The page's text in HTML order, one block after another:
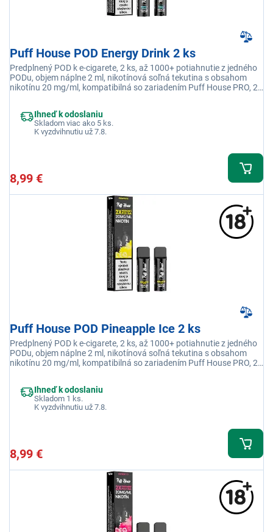
Puff House POD Energy Drink 2 ks
Predplnený POD k e-cigarete, 2 ks, až 1000+ potiahnutie z jedného
PODu, objem náplne 2 ml, nikotínová soľná tekutina s obsahom
nikotínu 20 mg/ml, kompatibilná so zariadením Puff House PRO, 2x
Ihneď k odoslaniu
Skladom viac ako 5 ks.
K vyzdvihnutiu už 7.8.
8,99 €
Puff House POD Pineapple Ice 2 ks
Predplnený POD k e-cigarete, 2 ks, až 1000+ potiahnutie z jedného
PODu, objem náplne 2 ml, nikotínová soľná tekutina s obsahom
nikotínu 20 mg/ml, kompatibilná so zariadením Puff House PRO, 2x
Ihneď k odoslaniu
Skladom 1 ks.
K vyzdvihnutiu už 7.8.
8,99 €